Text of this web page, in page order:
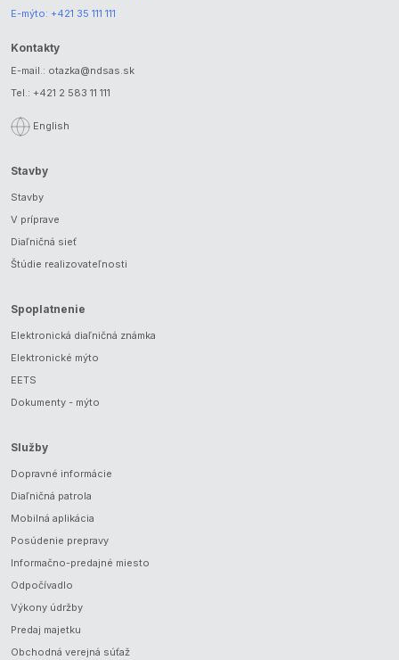
E-mýto: +421 35 111 111
Kontakty
E-mail.: otazka@ndsas.sk
Tel.: +421 2 583 11 111
English
Stavby
Stavby
V príprave
Diaľničná sieť
Štúdie realizovateľnosti
Spoplatnenie
Elektronická diaľničná známka
Elektronické mýto
EETS
Dokumenty - mýto
Služby
Dopravné informácie
Diaľničná patrola
Mobilná aplikácia
Posúdenie prepravy
Informačno-predajné miesto
Odpočívadlo
Výkony údržby
Predaj majetku
Obchodná verejná súťaž